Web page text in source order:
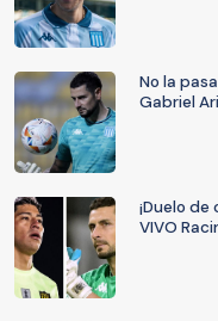
No la
Gabriel
¡Duelo
VIVO